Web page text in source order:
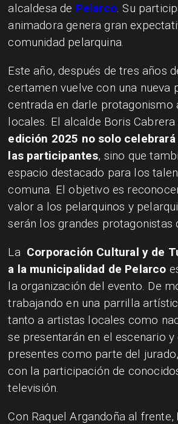
alcaldesa de Pelarco. Su
animadora genera gran
comunidad pelarquina.
Este año, después de tres años
certamen vuelve con una nueva
centrada en darle protagonismo
locales. El alcalde Boris
edición 2025 no solo
las participantes, sino que
espacio destacado para los
comuna. El objetivo es
valor a los pelarquinos y
serán los grandes protagonistas
La Corporación Cultural y de
a la municipalidad de Pelarco
la organización del evento. De
trabajando en una parrilla
tanto a artistas locales como
se presentarán en el escenario y
presentes como parte del
con la participación de
televisión.
Con Raquel Argandoña al frente,